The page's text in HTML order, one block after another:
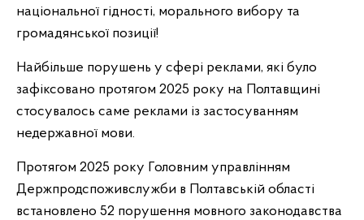
національної гідності, морального вибору та
громадянської позиції!
Найбільше порушень у сфері реклами, які було
зафіксовано протягом 2025 року на Полтавщині
стосувалось саме реклами із застосуванням
недержавної мови.
Протягом 2025 року Головним управлінням
Держпродспоживслужби в Полтавській області
встановлено 52 порушення мовного законодавства